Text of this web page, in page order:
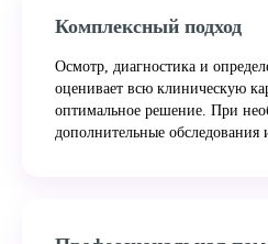
Комплексный подход
Осмотр, диагностика и
оценивает всю клиническую
оптимальное решение. При
дополнительные обследования